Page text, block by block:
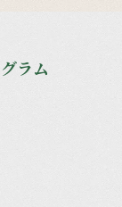
ラム